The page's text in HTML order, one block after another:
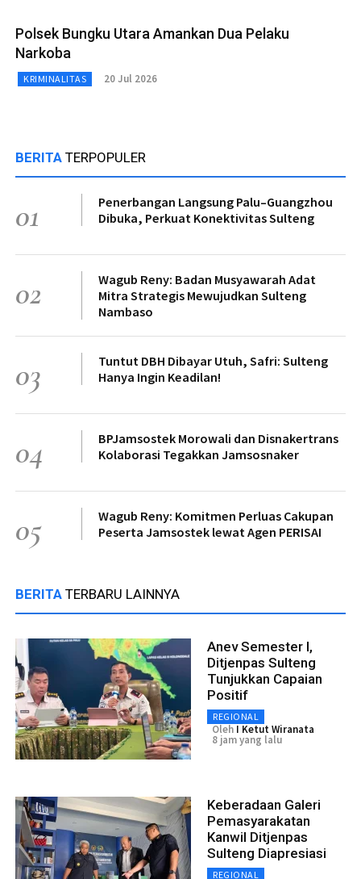
Polsek Bungku Utara Amankan Dua Pelaku
Narkoba
KRIMINALITAS 20 Jul 2026
BERITA TERPOPULER
01
Penerbangan Langsung Palu–Guangzhou
Dibuka, Perkuat Konektivitas Sulteng
02
Wagub Reny: Badan Musyawarah Adat
Mitra Strategis Mewujudkan Sulteng
Nambaso
03
Tuntut DBH Dibayar Utuh, Safri: Sulteng
Hanya Ingin Keadilan!
04
BPJamsostek Morowali dan Disnakertrans
Kolaborasi Tegakkan Jamsosnaker
05
Wagub Reny: Komitmen Perluas Cakupan
Peserta Jamsostek lewat Agen PERISAI
BERITA TERBARU LAINNYA
Anev Semester I,
Ditjenpas Sulteng
Tunjukkan Capaian
Positif
REGIONAL
Oleh I Ketut Wiranata
8 jam yang lalu
Keberadaan Galeri
Pemasyarakatan
Kanwil Ditjenpas
Sulteng Diapresiasi
REGIONAL